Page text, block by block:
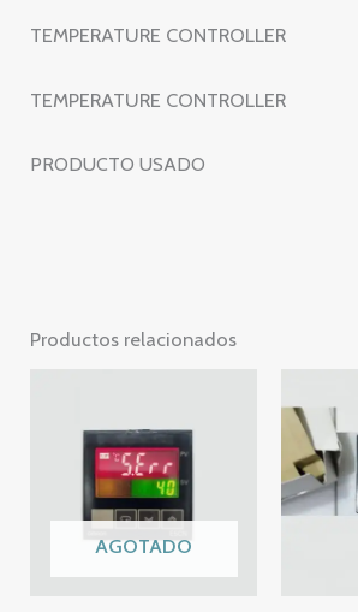
TEMPERATURE CONTROLLER
TEMPERATURE CONTROLLER
PRODUCTO USADO
Productos relacionados
AGOTADO